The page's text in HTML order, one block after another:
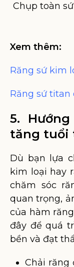
Chụp toàn sứ
Xem thêm:
Răng sứ kim
Răng sứ titan
5.
tăng tuổi
Dù bạn lựa
kim loại hay
chăm sóc
quan trọng,
của hàm
đây để quá
bền và đạt
Chải răng